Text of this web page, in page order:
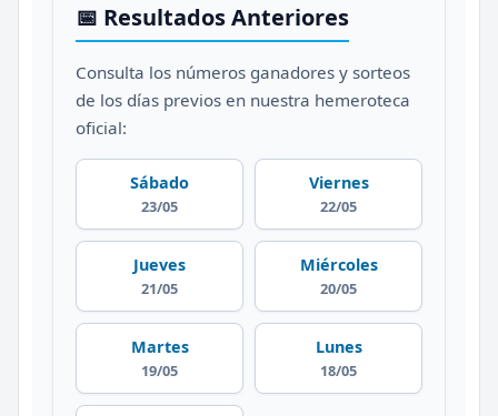
📅 Resultados Anteriores
Consulta los números ganadores y sorteos
de los días previos en nuestra hemeroteca
oficial:
Sábado
23/05
Viernes
22/05
Jueves
21/05
Miércoles
20/05
Martes
19/05
Lunes
18/05